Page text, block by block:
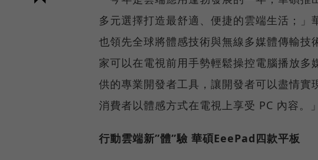
多元選擇打造最舒適、便捷的雲端生活；
也領先全球將體感技術與無線多媒體傳輸
家可以在電視前用手勢輕鬆操控電腦播放
供的專業開發者工具，讓開發者可以盡情
消費者以體感方式在電視上享受 PC 內容。」
行動雲端新”體”驗 華碩EeePad四款平板